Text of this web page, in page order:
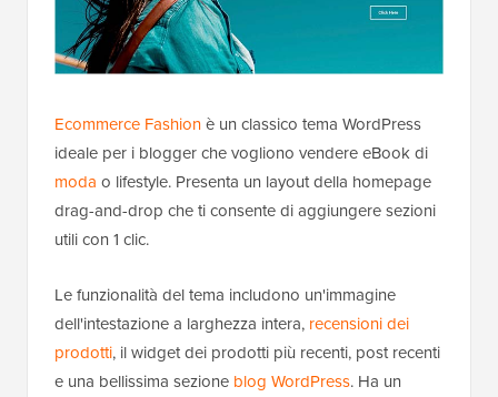
Ecommerce Fashionè un classico tema WordPress
ideale per i blogger che vogliono vendere eBook di
moda o lifestyle. Presenta un layout della homepage
drag-and-drop che ti consente di aggiungere sezioni
utili con 1 clic.
Le funzionalità del tema includono un'immagine
dell'intestazione a larghezza intera, recensioni dei
prodotti, il widget dei prodotti più recenti, post recenti
e una bellissima sezione blog WordPress. Ha un